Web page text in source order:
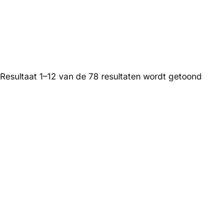
Resultaat 1–12 van de 78 resultaten wordt getoond